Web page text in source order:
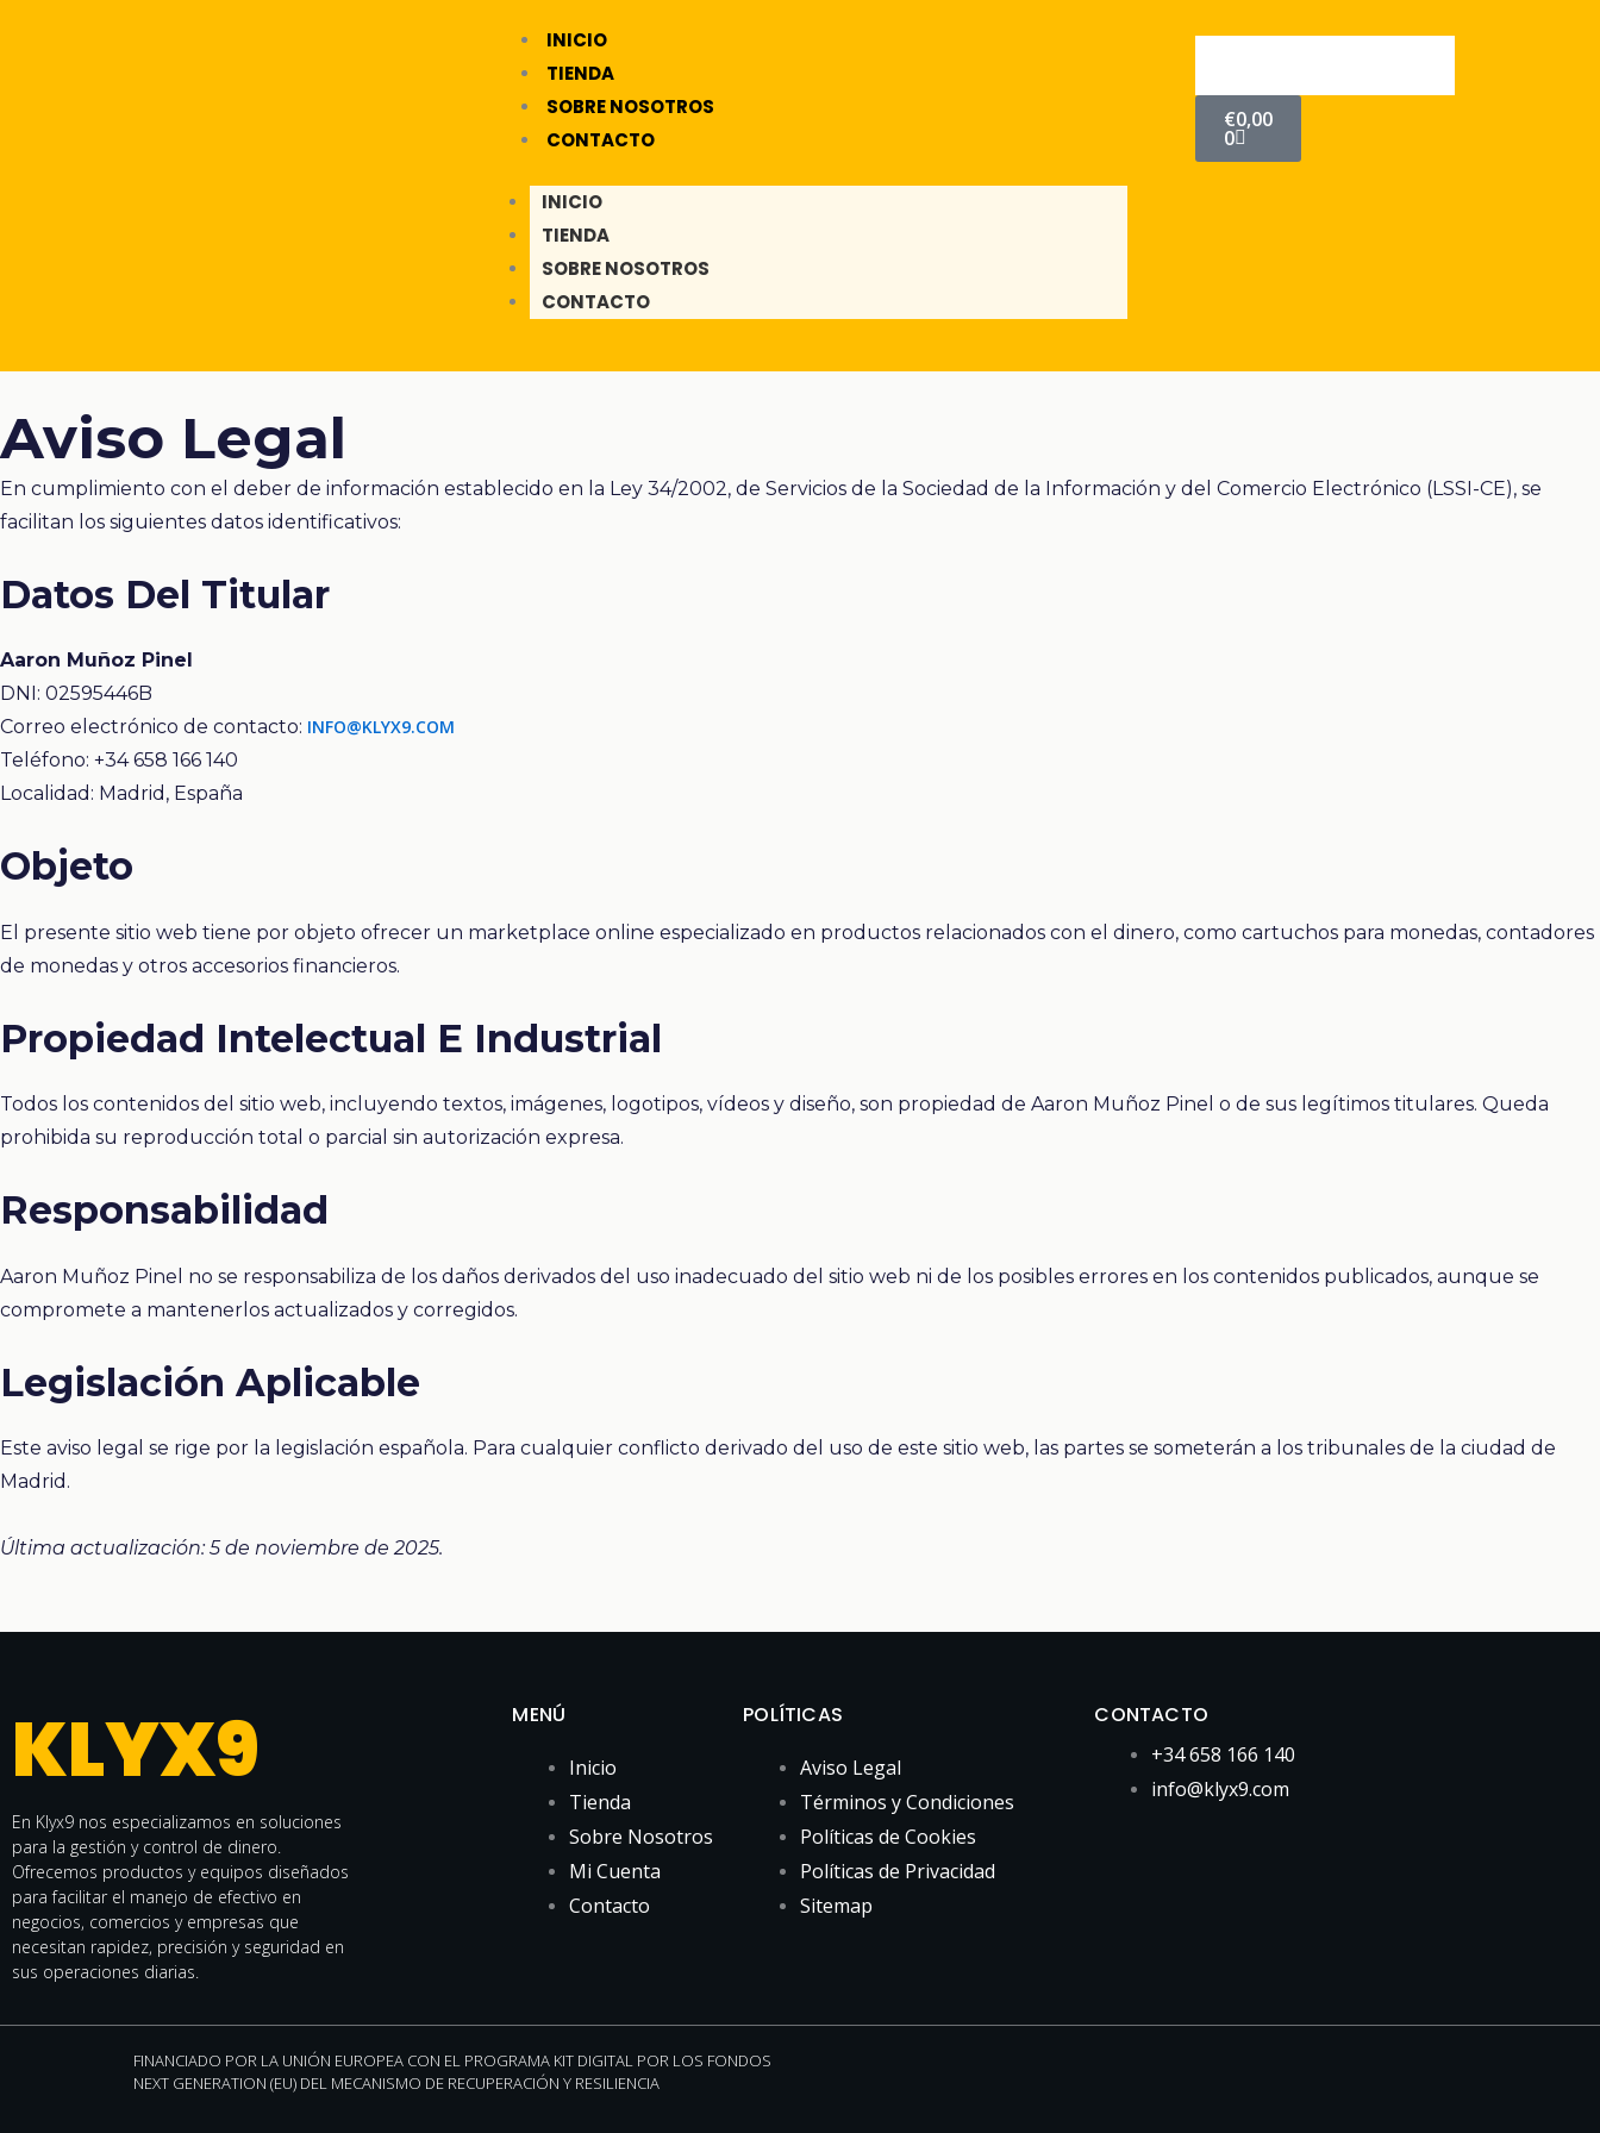
INICIO
TIENDA
SOBRE NOSOTROS
CONTACTO
INICIO
TIENDA
SOBRE NOSOTROS
CONTACTO
€0,00
0
Cart
Aviso Legal
En cumplimiento con el deber de información establecido en la Ley 34/2002, de Servicios de la Sociedad de la Información y del Comercio Electrónico (LSSI-CE), se
facilitan los siguientes datos identificativos:
Datos Del Titular
Aaron Muñoz Pinel
DNI: 02595446B
Correo electrónico de contacto: INFO@KLYX9.COM
Teléfono: +34 658 166 140
Localidad: Madrid, España
Objeto
El presente sitio web tiene por objeto ofrecer un marketplace online especializado en productos relacionados con el dinero, como cartuchos para monedas, contadores
de monedas y otros accesorios financieros.
Propiedad Intelectual E Industrial
Todos los contenidos del sitio web, incluyendo textos, imágenes, logotipos, vídeos y diseño, son propiedad de Aaron Muñoz Pinel o de sus legítimos titulares. Queda
prohibida su reproducción total o parcial sin autorización expresa.
Responsabilidad
Aaron Muñoz Pinel no se responsabiliza de los daños derivados del uso inadecuado del sitio web ni de los posibles errores en los contenidos publicados, aunque se
compromete a mantenerlos actualizados y corregidos.
Legislación Aplicable
Este aviso legal se rige por la legislación española. Para cualquier conflicto derivado del uso de este sitio web, las partes se someterán a los tribunales de la ciudad de
Madrid.
Última actualización: 5 de noviembre de 2025.
KLYX9
En Klyx9 nos especializamos en soluciones
para la gestión y control de dinero.
Ofrecemos productos y equipos diseñados
para facilitar el manejo de efectivo en
negocios, comercios y empresas que
necesitan rapidez, precisión y seguridad en
sus operaciones diarias.
MENÚ
Inicio
Tienda
Sobre Nosotros
Mi Cuenta
Contacto
POLÍTICAS
Aviso Legal
Términos y Condiciones
Políticas de Cookies
Políticas de Privacidad
Sitemap
CONTACTO
+34 658 166 140
info@klyx9.com
FINANCIADO POR LA UNIÓN EUROPEA CON EL PROGRAMA KIT DIGITAL POR LOS FONDOS
NEXT GENERATION (EU) DEL MECANISMO DE RECUPERACIÓN Y RESILIENCIA